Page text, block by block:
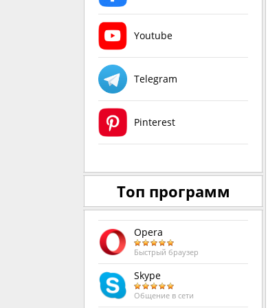
Youtube
Telegram
Pinterest
Топ программ
Opera
Быстрый браузер
Skype
Общение в сети